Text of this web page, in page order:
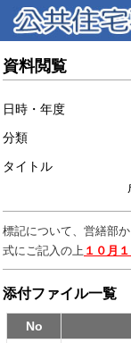
資料閲覧
日時・年度
分類
タイトル
標記について、営繕部
式にご記入の上 １０月
添付ファイル一覧
No